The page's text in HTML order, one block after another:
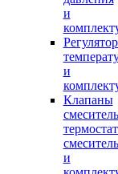
и
и
Клапаны
и